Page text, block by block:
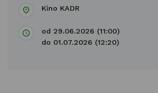
Kino KADR
od 29.06.2026 (11:00)
do 01.07.2026 (12:20)